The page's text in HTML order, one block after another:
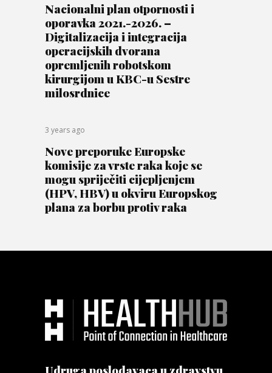
Nacionalni plan otpornosti i
oporavka 2021.-2026. –
Digitalizacija i integracija
operacijskih dvorana
opremljenih robotskom
kirurgijom u KBC-u Sestre
milosrdnice
3 years ago
Nove preporuke Europske
komisije za vrste raka koje se
mogu spriječiti cijepljenjem
(HPV, HBV) u okviru Europskog
plana za borbu protiv raka